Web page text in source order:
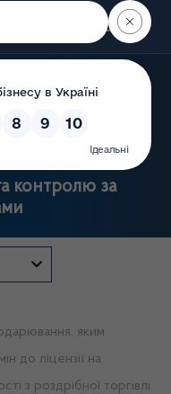
Пошук
України
контролю за
яким
до ліцензії на
з роздрібної торгівлі